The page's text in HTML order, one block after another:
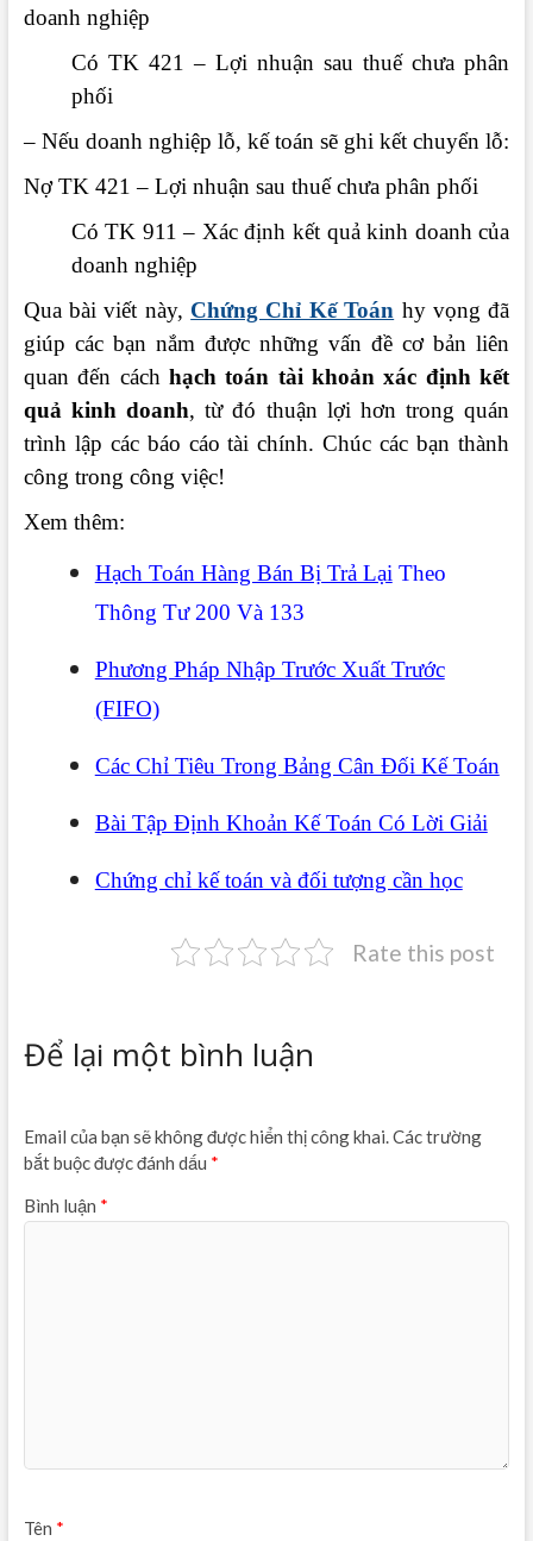
doanh nghiệp
Có TK 421 – Lợi nhuận sau thuế chưa phân
phối
– Nếu doanh nghiệp lỗ, kế toán sẽ ghi kết chuyển lỗ:
Nợ TK 421 – Lợi nhuận sau thuế chưa phân phối
Có TK 911 – Xác định kết quả kinh doanh của
doanh nghiệp
Qua bài viết này, Chứng Chỉ Kế Toán hy vọng đã
giúp các bạn nắm được những vấn đề cơ bản liên
quan đến cách hạch toán tài khoản xác định kết
quả kinh doanh, từ đó thuận lợi hơn trong quán
trình lập các báo cáo tài chính. Chúc các bạn thành
công trong công việc!
Xem thêm:
Hạch Toán Hàng Bán Bị Trả Lại Theo
Thông Tư 200 Và 133
Phương Pháp Nhập Trước Xuất Trước
(FIFO)
Các Chỉ Tiêu Trong Bảng Cân Đối Kế Toán
Bài Tập Định Khoản Kế Toán Có Lời Giải
Chứng chỉ kế toán và đối tượng cần học
Rate this post
Để lại một bình luận
Email của bạn sẽ không được hiển thị công khai.Các trường
bắt buộc được đánh dấu *
Bình luận *
Tên *